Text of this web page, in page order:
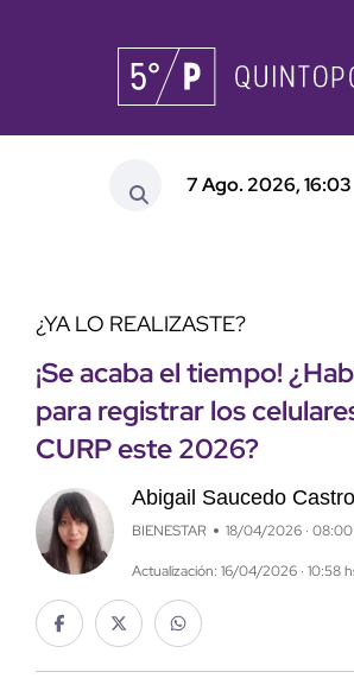
7 Ago. 2026, 16:03
¿YA LO REALIZASTE?
¡Se acaba el tiempo!
para registrar los
CURP este 2026?
Abigail Saucedo Castro
BIENESTAR 18/04/2026 ·
Actualización: 16/04/2026 · 10:58